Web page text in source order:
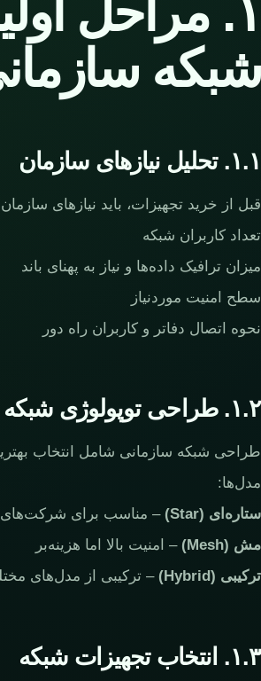
۱. مراحل
شبکه
۱.۱. تحلیل نیازهای سازمان
قبل از خرید تجهیزات، باید نیازهای
تعداد کاربران شبکه
میزان ترافیک داده‌ها و نیاز به پهنای باند
سطح امنیت موردنیاز
نحوه اتصال دفاتر و کاربران راه دور
۱.۲. طراحی توپولوژی شبکه
طراحی شبکه سازمانی شامل انتخاب
مدل‌ها:
ستاره‌ای (Star)
– مناسب برای
مش (Mesh)
– امنیت بالا اما هزینه‌بر
ترکیبی (Hybrid)
– ترکیبی از مدل‌های
۱.۳. انتخاب تجهیزات شبکه